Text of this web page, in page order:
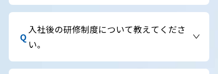
一部導入していますが、職種や配属先により異な
ります。詳細は面接時にご確認ください。
入社後の研修制度について教えてくださ
い。
入社後にはグループ合同の基礎研修、各社ごとの専